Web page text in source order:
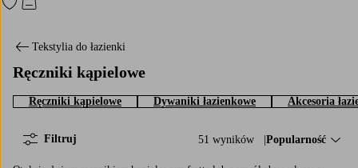
Przejdź do ulubionych oznaczonych produktów
Przejdź do koszyka
Tekstylia do łazienki
Ręczniki kąpielowe
Ręczniki kąpielowe Dywaniki łazienkowe Akcesoria
51 wyników Sortuj według:
Popularność
Filtruj